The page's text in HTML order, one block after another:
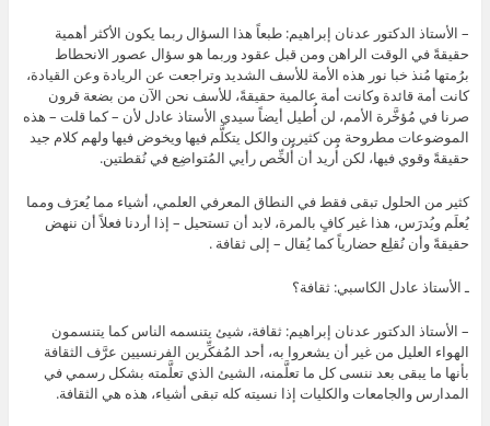
– الأستاذ الدكتور عدنان إبراهيم: طبعاً هذا السؤال ربما يكون الأكثر أهمية
حقيقةً في الوقت الراهن ومن قبل عقود وربما هو سؤال عصور الانحطاط
برُمتها مُنذ خبا نور هذه الأمة للأسف الشديد وتراجعت عن الريادة وعن القيادة،
كانت أمة قائدة وكانت أمة عالمية حقيقةً، للأسف نحن الآن من بضعة قرون
صرنا في مُؤخَّرة الأمم، لن أُطيل أيضاً سيدي الأستاذ عادل لأن – كما قلت – هذه
الموضوعات مطروحة من كثيرين والكل يتكلَّم فيها ويخوض فيها ولهم كلام جيد
حقيقةً وقوي فيها، لكن أُريد أن أُلخِّص رأيي المُتواضِع في نُقطتين.
كثير من الحلول تبقى فقط في النطاق المعرفي العلمي، أشياء مما يُعرَف ومما
يُعلَم ويُدرَس، هذا غير كافٍ بالمرة، لابد أن تستحيل – إذا أردنا فعلاً أن ننهض
حقيقةً وأن نُقلِع حضارياً كما يُقال – إلى ثقافة .
ـ الأستاذ عادل الكاسبي: ثقافة؟
– الأستاذ الدكتور عدنان إبراهيم: ثقافة، شيئ يتنسمه الناس كما يتنسمون
الهواء العليل من غير أن يشعروا به، أحد المُفكِّرين الفرنسيين عرَّف الثقافة
بأنها ما يبقى بعد ننسى كل ما تعلَّمنه، الشيئ الذي تعلَّمته بشكل رسمي في
المدارس والجامعات والكليات إذا نسيته كله تبقى أشياء، هذه هي الثقافة.